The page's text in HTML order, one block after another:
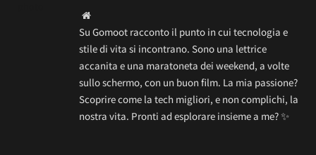
Website
Su Gomoot racconto il punto in cui tecnologia e
stile di vita si incontrano. Sono una lettrice
accanita e una maratoneta dei weekend, a volte
sullo schermo, con un buon film. La mia passione?
Scoprire come la tech migliori, e non complichi, la
nostra vita. Pronti ad esplorare insieme a me? ✨